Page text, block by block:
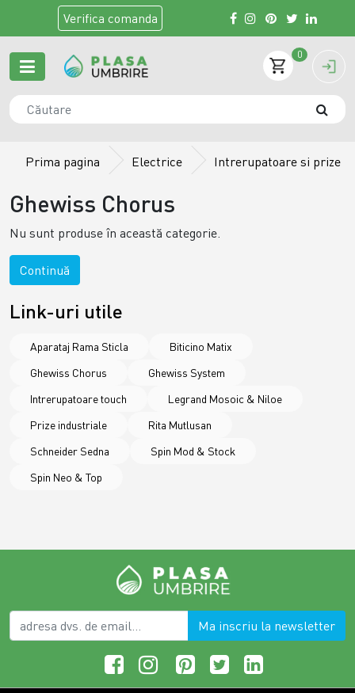
Verifica comanda
0
Prima pagina Electrice Intrerupatoare si prize
Ghewiss Chorus
Nu sunt produse în această categorie.
Continuă
Link-uri utile
Aparataj Rama Sticla
Biticino Matix
Ghewiss Chorus
Ghewiss System
Intrerupatoare touch
Legrand Mosoic & Niloe
Prize industriale
Rita Mutlusan
Schneider Sedna
Spin Mod & Stock
Spin Neo & Top
Ma inscriu la newsletter